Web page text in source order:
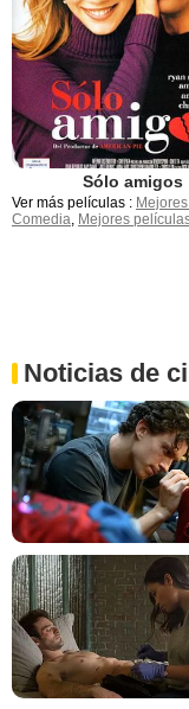
Sólo amigos
Ver más películas :
Comedia, Mejores
Noticias de